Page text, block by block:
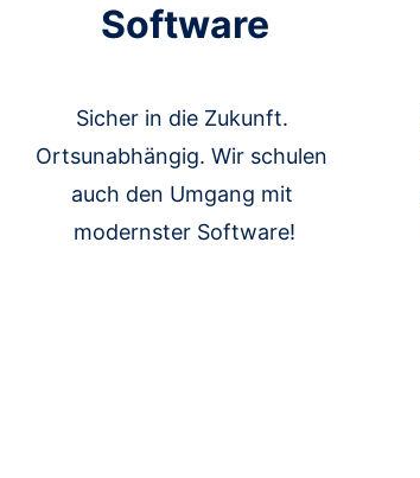
Software
Sicher in die Zukunft.
Ortsunabhängig. Wir schulen
auch den Umgang mit
modernster Software!